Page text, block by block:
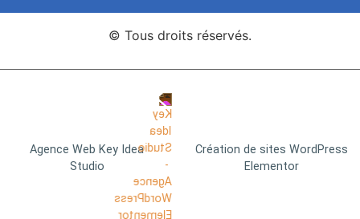
© Tous droits réservés.
Agence Web Key Idea
Studio
Création de sites WordPress
Elementor